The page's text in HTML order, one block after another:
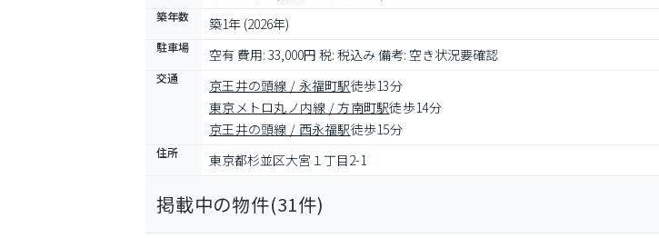
築年数 築1年 (2026年)
駐車場 空有 費用: 33,000円 税: 税込み 備考: 空き状況要確認
交通 京王井の頭線 / 永福町駅徒歩13分
東京メトロ丸ノ内線 / 方南町駅徒歩14分
京王井の頭線 / 西永福駅徒歩15分
住所 東京都杉並区大宮１丁目2-1
掲載中の物件(31件)